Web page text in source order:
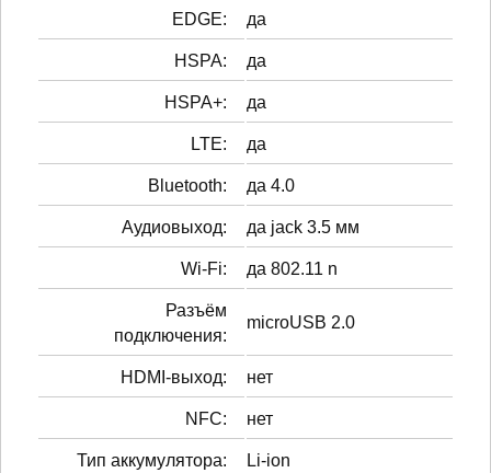
EDGE: да
HSPA: да
HSPA+: да
LTE: да
Bluetooth: да 4.0
Аудиовыход: да jack 3.5 мм
Wi-Fi: да 802.11 n
Разъём
подключения:
microUSB 2.0
HDMI-выход: нет
NFC: нет
Тип аккумулятора: Li-ion